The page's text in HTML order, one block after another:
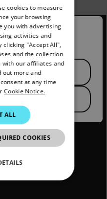
language from the
GERMAN
FRENCH
SPANISH
PORTUGUESE
KOREAN
JAPANESE
CHINESE
cookies to measure
your browsing
you with advertising
activities and
clicking "Accept All",
and the collection
with our affiliates and
out more and
at any time
Cookie Notice.
ALL
COOKIES